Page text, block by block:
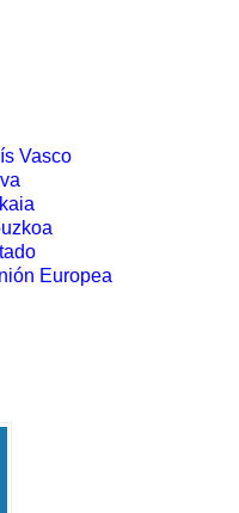
Vasco
Europea